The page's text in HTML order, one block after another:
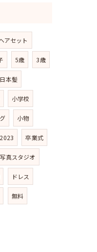
アセット
5歳 3歳
日本髪
小学校
小物
2023 卒業式
写真スタジオ
ドレス
無料